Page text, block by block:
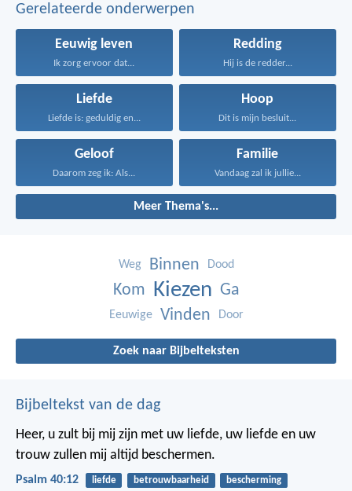
Gerelateerde onderwerpen
Eeuwig leven
Ik zorg ervoor dat...
Redding
Hij is de redder...
Liefde
Liefde is: geduldig en...
Hoop
Dit is mijn besluit...
Geloof
Daarom zeg ik: Als...
Familie
Vandaag zal ik jullie...
Meer Thema's...
Weg Binnen Dood
Kom Kiezen Ga
Eeuwige Vinden Door
Zoek naar Bijbelteksten
Bijbeltekst van de dag
Heer, u zult bij mij zijn met uw liefde, uw liefde en uw
trouw zullen mij altijd beschermen.
Psalm 40:12 liefde betrouwbaarheid bescherming